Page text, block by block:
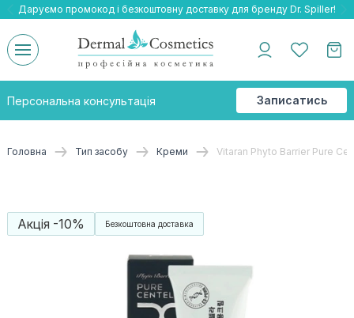
Даруємо безкоштовну доставку та подарнки до бренду Braderm!
-25% на весь бренд HOLY LAND!
Даруємо промокод і безкоштовну доставку для бренду Dr. Spiller!
Персональна консультація
Записатись
на
Головна Тип засобу Креми Vitaran Phyto Barrier Pure
Акція -10% Безкоштовна доставка